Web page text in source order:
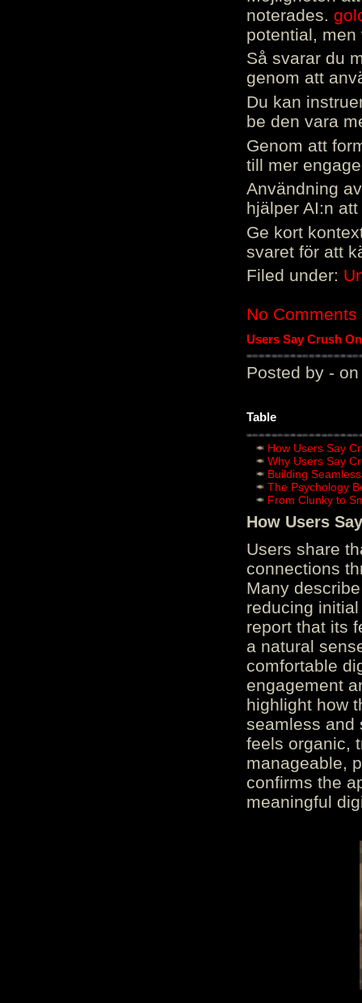
noterades.
potential, men
Så svarar du
genom att
Du kan
be den vara
Genom att
till mer
Användning
hjälper AI:n
Ge kort
svaret för att
Filed under:
No Comments
Users Say Crush
Posted by - on
Table
How Users Say
Why Users Say
Building
The Psychology
From Clunky to
How Users
Users share
connections
Many
reducing
report that its
a natural
comfortable
engagement
highlight how
seamless and
feels organic,
manageable,
confirms the
meaningful